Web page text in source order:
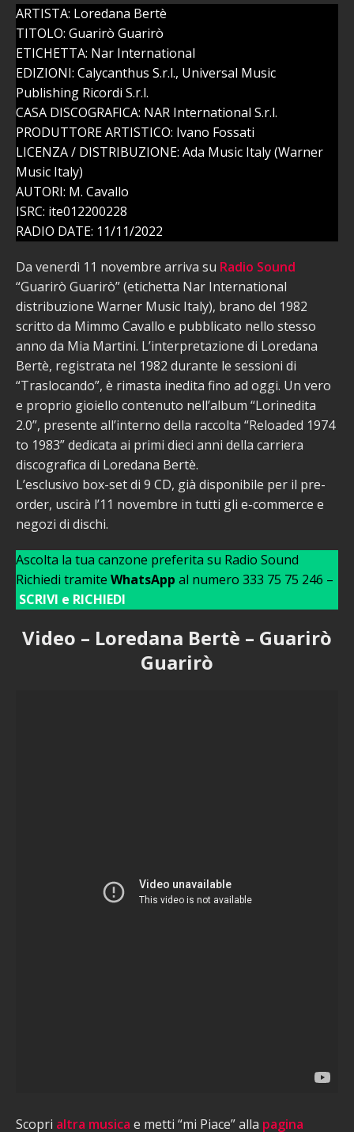
ARTISTA: Loredana Bertè
TITOLO: Guarirò Guarirò
ETICHETTA: Nar International
EDIZIONI: Calycanthus S.r.l., Universal Music
Publishing Ricordi S.r.l.
CASA DISCOGRAFICA: NAR International S.r.l.
PRODUTTORE ARTISTICO: Ivano Fossati
LICENZA / DISTRIBUZIONE: Ada Music Italy (Warner
Music Italy)
AUTORI: M. Cavallo
ISRC: ite012200228
RADIO DATE: 11/11/2022
Da venerdì 11 novembre arriva su Radio Sound
“Guarirò Guarirò” (etichetta Nar International
distribuzione Warner Music Italy), brano del 1982
scritto da Mimmo Cavallo e pubblicato nello stesso
anno da Mia Martini. L’interpretazione di Loredana
Bertè, registrata nel 1982 durante le sessioni di
“Traslocando”, è rimasta inedita fino ad oggi. Un vero
e proprio gioiello contenuto nell’album “Lorinedita
2.0”, presente all’interno della raccolta “Reloaded 1974
to 1983” dedicata ai primi dieci anni della carriera
discografica di Loredana Bertè.
L’esclusivo box-set di 9 CD, già disponibile per il pre-
order, uscirà l’11 novembre in tutti gli e-commerce e
negozi di dischi.
Ascolta la tua canzone preferita su Radio Sound
Richiedi tramite WhatsApp al numero 333 75 75 246 –
SCRIVI e RICHIEDI
Video – Loredana Bertè – Guarirò
Guarirò
Scopri altra musica e metti “mi Piace” alla pagina